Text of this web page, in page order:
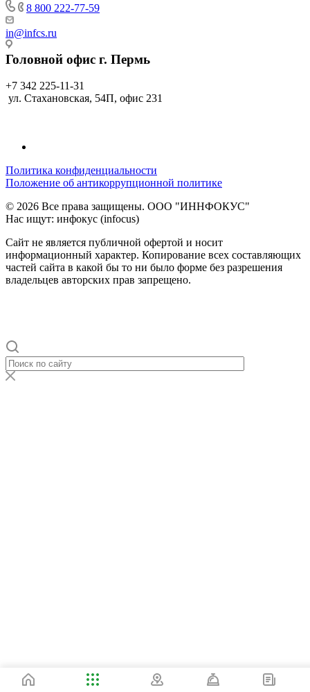
8 800 222-77-59
in@infcs.ru
Головной офис г. Пермь
+7 342 225-11-31
ул. Стахановская, 54П, офис 231
Политика конфиденциальности
Положение об антикоррупционной политике
© 2026 Все права защищены. ООО "ИННФОКУС"
Нас ищут: инфокус (infocus)
Сайт не является публичной офертой и носит
информационный характер. Копирование всех составляющих
частей сайта в какой бы то ни было форме без разрешения
владельцев авторских прав запрещено.